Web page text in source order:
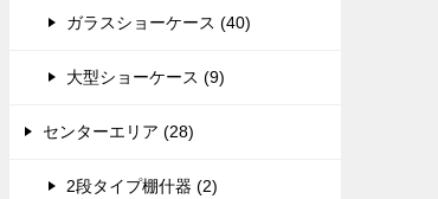
ガラスショーケース (40)
大型ショーケース (9)
センターエリア (28)
2段タイプ棚什器 (2)